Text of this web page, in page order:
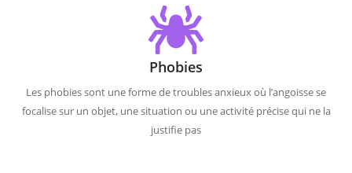
Phobies
Les phobies sont une forme de troubles anxieux où l’angoisse se
focalise sur un objet, une situation ou une activité précise qui ne la
justifie pas